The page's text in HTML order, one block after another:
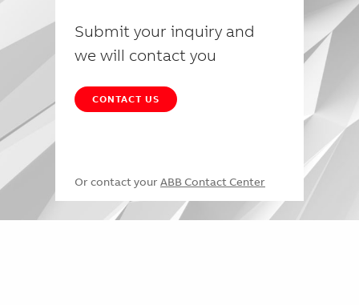
Submit your inquiry and
we will contact you
CONTACT US
Or contact your ABB Contact Center